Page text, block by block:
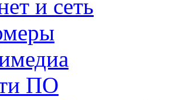
и сеть
ПО